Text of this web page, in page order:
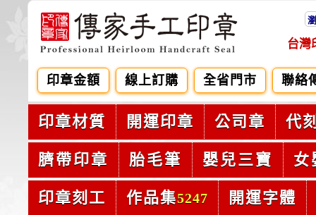
台灣
印章金額 線上訂購 全省門市 聯絡
印章材質 開運印章 公司章 代
臍帶印章 胎毛筆 嬰兒三寶 女
印章刻工 作品集5247 開運字體